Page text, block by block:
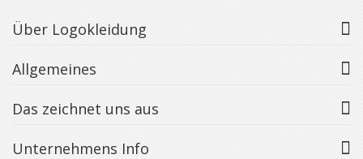
Über Logokleidung
Allgemeines
Das zeichnet uns aus
Unternehmens Info